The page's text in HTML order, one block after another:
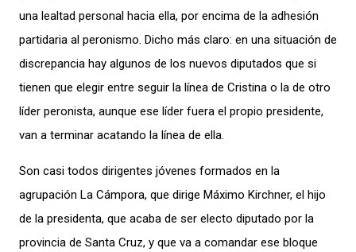
una lealtad personal hacia ella, por encima de la adhesión
partidaria al peronismo. Dicho más claro: en una situación de
discrepancia hay algunos de los nuevos diputados que si
tienen que elegir entre seguir la línea de Cristina o la de otro
líder peronista, aunque ese líder fuera el propio presidente,
van a terminar acatando la línea de ella.
Son casi todos dirigentes jóvenes formados en la
agrupación La Cámpora, que dirige Máximo Kirchner, el hijo
de la presidenta, que acaba de ser electo diputado por la
provincia de Santa Cruz, y que va a comandar ese bloque